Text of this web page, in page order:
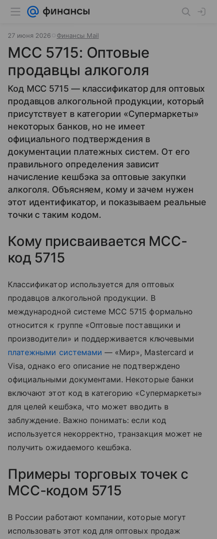
27 июня 2026 Финансы Mail
MCC 5715: Оптовые
продавцы алкоголя
Код MCC 5715 — классификатор для оптовых
продавцов алкогольной продукции, который
присутствует в категории «Супермаркеты»
некоторых банков, но не имеет
официального подтверждения в
документации платежных систем. От его
правильного определения зависит
начисление кешбэка за оптовые закупки
алкоголя. Объясняем, кому и зачем нужен
этот идентификатор, и показываем реальные
точки с таким кодом.
Кому присваивается MCC-
код 5715
Классификатор используется для оптовых
продавцов алкогольной продукции. В
международной системе MCC 5715 формально
относится к группе «Оптовые поставщики и
производители» и поддерживается ключевыми
платежными системами — «Мир», Mastercard и
Visa, однако его описание не подтверждено
официальными документами. Некоторые банки
включают этот код в категорию «Супермаркеты»
для целей кешбэка, что может вводить в
заблуждение. Важно понимать: если код
используется некорректно, транзакция может не
получить ожидаемого кешбэка.
Примеры торговых точек с
MCC-кодом 5715
В России работают компании, которые могут
использовать этот код для оптовых продаж